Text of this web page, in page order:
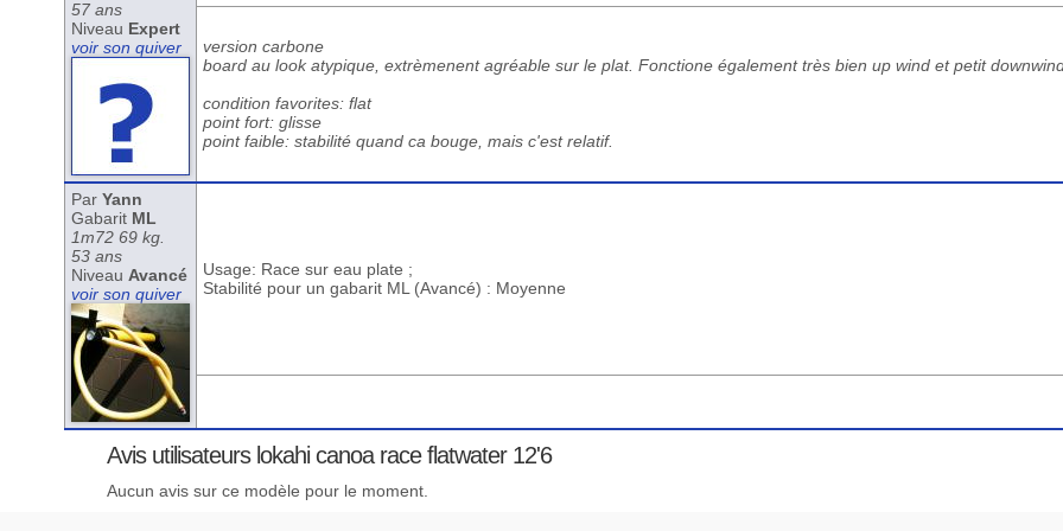
57 ans
Niveau Expert
voir son quiver
version carbone
board au look atypique, extrèmenent agréable sur le plat. Fonctione également très bien up wind et petit
condition favorites: flat
point fort: glisse
point faible: stabilité quand ca bouge, mais c'est relatif.
Par Yann
Gabarit ML
1m72 69 kg.
53 ans
Niveau Avancé
voir son quiver
Usage: Race sur eau plate ;
Stabilité pour un gabarit ML (Avancé) : Moyenne
Avis utilisateurs lokahi canoa race flatwater 12'6
Aucun avis sur ce modèle pour le moment.